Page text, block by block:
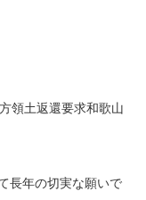
領土返還要求和歌山
長年の切実な願いで